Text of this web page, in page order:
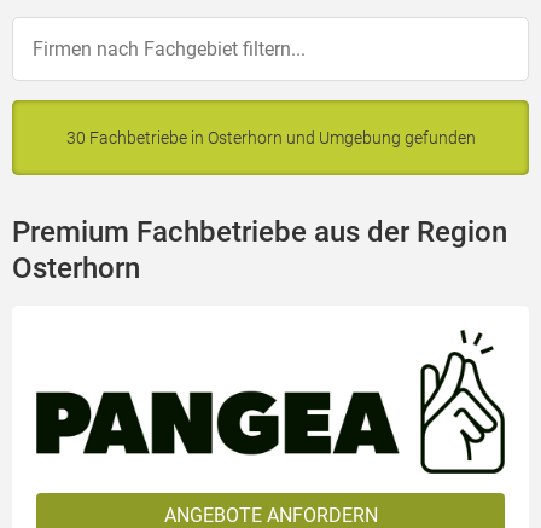
30 Fachbetriebe in Osterhorn und Umgebung gefunden
Premium Fachbetriebe aus der Region
Osterhorn
ANGEBOTE ANFORDERN